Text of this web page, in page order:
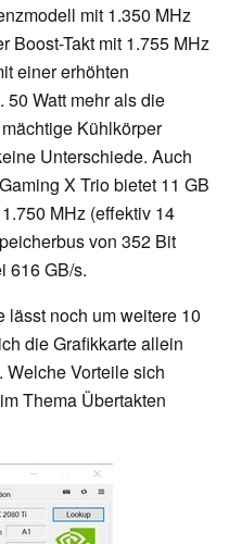
mit 1.350 MHz
Boost-Takt mit 1.755 MHz
einer erhöhten
Watt mehr als die
Kühlkörper
Unterschiede. Auch
X Trio bietet 11 GB
MHz (effektiv 14
von 352 Bit
616 GB/s.
lässt noch um weitere 10
die Grafikkarte allein
Welche Vorteile sich
Thema Übertakten